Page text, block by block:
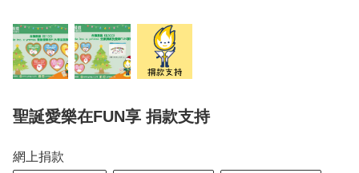
聖誕愛樂在FUN享 捐款支持
網上捐款